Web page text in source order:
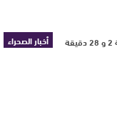
أخبار الصحراء